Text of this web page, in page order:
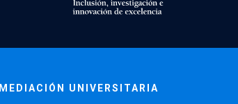
MEDIACIÓN UNIVERSITARIA